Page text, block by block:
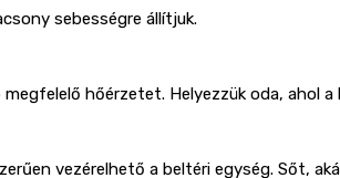
sebességre állítjuk.
hőérzetet. Helyezzük oda, ahol
vezérelhető a beltéri egység. Sőt,